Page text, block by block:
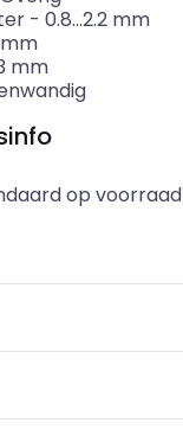
- 0.8...2.2 mm
mm
mm
op voorraad